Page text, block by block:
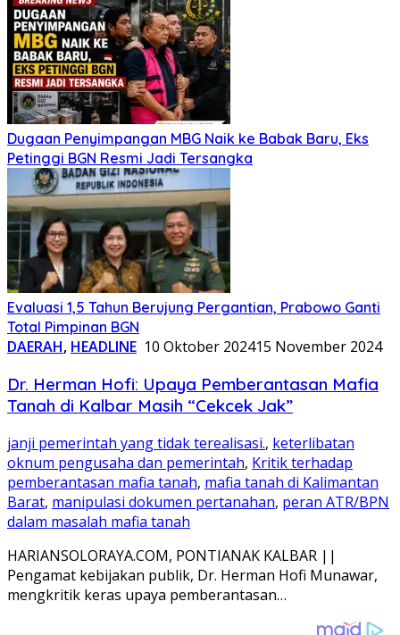
Dugaan Penyimpangan MBG Naik ke Babak Baru, Eks
Petinggi BGN Resmi Jadi Tersangka
Evaluasi 1,5 Tahun Berujung Pergantian, Prabowo Ganti
Total Pimpinan BGN
DAERAH, HEADLINE 10 Oktober 202415 November 2024
Dr. Herman Hofi: Upaya Pemberantasan Mafia
Tanah di Kalbar Masih “Cekcek Jak”
janji pemerintah yang tidak terealisasi., keterlibatan
oknum pengusaha dan pemerintah, Kritik terhadap
pemberantasan mafia tanah, mafia tanah di Kalimantan
Barat, manipulasi dokumen pertanahan, peran ATR/BPN
dalam masalah mafia tanah
HARIANSOLORAYA.COM, PONTIANAK KALBAR ||
Pengamat kebijakan publik, Dr. Herman Hofi Munawar,
mengkritik keras upaya pemberantasan…